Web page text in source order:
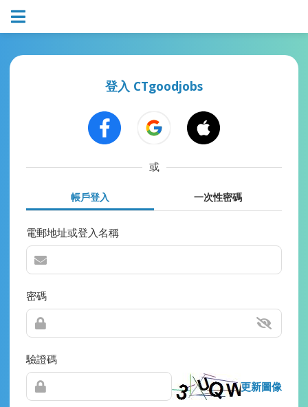
登入 CTgoodjobs
或
帳戶登入 一次性密碼
電郵地址或登入名稱
密碼
驗證碼
更新圖像